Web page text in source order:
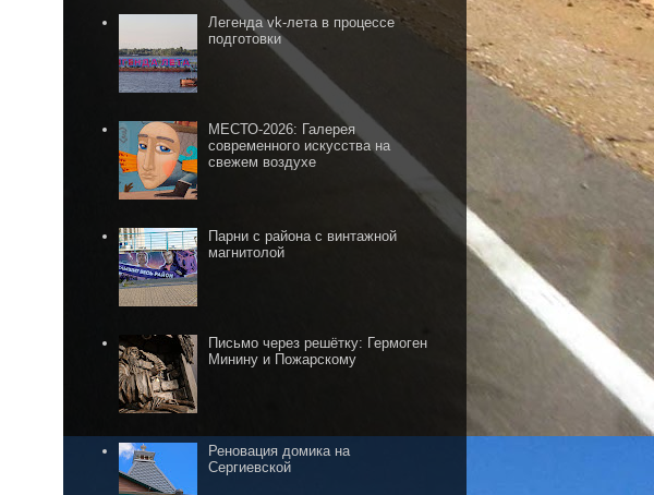
Легенда vk-лета в процессе
подготовки
МЕСТО-2026: Галерея
современного искусства на
свежем воздухе
Парни с района с винтажной
магнитолой
Письмо через решётку: Гермоген
Минину и Пожарскому
Реновация домика на
Сергиевской